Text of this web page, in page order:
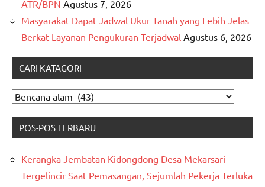
ATR/BPN Agustus 7, 2026
Masyarakat Dapat Jadwal Ukur Tanah yang Lebih Jelas
Berkat Layanan Pengukuran Terjadwal Agustus 6, 2026
CARI KATAGORI
CARI
POS-POS TERBARU
Kerangka Jembatan Kidongdong Desa Mekarsari
Tergelincir Saat Pemasangan, Sejumlah Pekerja Terluka